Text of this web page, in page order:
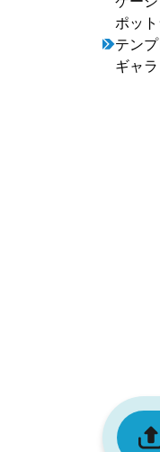
ポッ
テン
ギャ